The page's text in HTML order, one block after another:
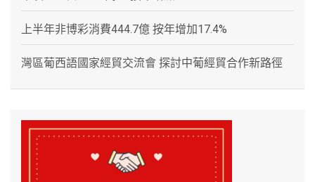
上半年非博彩消費444.7億 按年增加17.4%
灣區葡西語國家經貿交流會 探討中葡經貿合作新路徑